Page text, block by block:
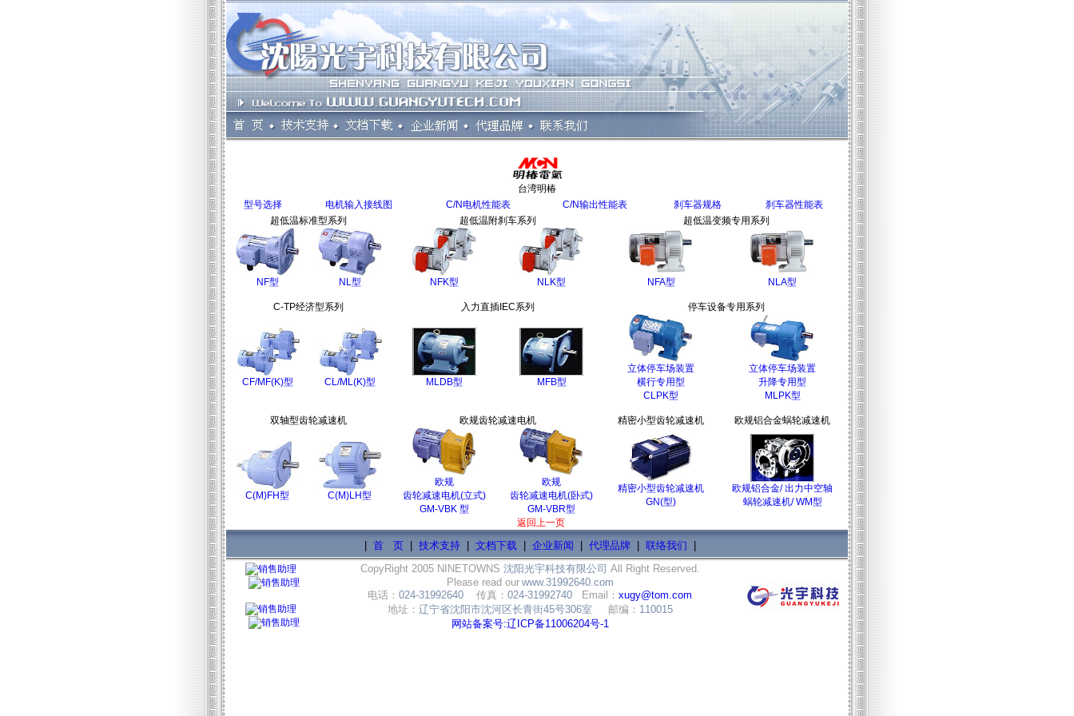
台湾明椿
型号选择
电机输入接线图 C/N电机性能表 C/N输出性能表 刹车器规格
刹车器性能表
超低温标准型系列
超低温附刹车系列 超低温变频专用系列
NF型 NL型 NFK型 NLK型 NFA型 NLA型
C-TP经济型系列 入力直插IEC系列 停车设备专用系列
CF/MF(K)型 CL/ML(K)型 MLDB型 MFB型
立体停车场装置
横行专用型
CLPK型
立体停车场装置
升降专用型
MLPK型
双轴型齿轮减速机 欧规齿轮减速电机 精密小型齿轮减速机 欧规铝合金蜗轮减速机
C(M)FH型 C(M)LH型
欧规
齿轮减速电机(立式)
GM-VBK 型
欧规
齿轮减速电机(卧式)
GM-VBR型
精密小型齿轮减速机
GN(型)
欧规铝合金/ 出力中空轴
蜗轮减速机/ WM型
返回上一页
首 页| 技术支持| 文档下载| 企业新闻 代理品牌 联络我们
CopyRight 2005 NINETOWNS 沈阳光宇科技有限公司 All Right Reserved.
Please read our www.31992640.com
电话： 024-31992640 传真： 024-31992740 Email： xugy@tom.com
地址： 辽宁省沈阳市沈河区长青街45号306室 邮编： 110015
网站备案号:辽ICP备11006204号-1